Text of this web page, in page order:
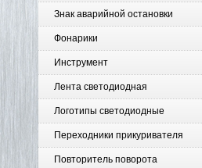
Знак аварийной остановки
Фонарики
Инструмент
Лента светодиодная
Логотипы светодиодные
Переходники прикуривателя
Повторитель поворота